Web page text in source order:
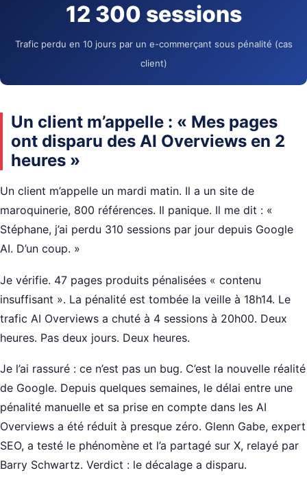
12 300 sessions
Trafic perdu en 10 jours par un e-commerçant sous pénalité (cas
client)
Un client m’appelle : « Mes pages
ont disparu des AI Overviews en 2
heures »
Un client m’appelle un mardi matin. Il a un site de
maroquinerie, 800 références. Il panique. Il me dit : «
Stéphane, j’ai perdu 310 sessions par jour depuis Google
AI. D’un coup. »
Je vérifie. 47 pages produits pénalisées « contenu
insuffisant ». La pénalité est tombée la veille à 18h14. Le
trafic AI Overviews a chuté à 4 sessions à 20h00. Deux
heures. Pas deux jours. Deux heures.
Je l’ai rassuré : ce n’est pas un bug. C’est la nouvelle réalité
de Google. Depuis quelques semaines, le délai entre une
pénalité manuelle et sa prise en compte dans les AI
Overviews a été réduit à presque zéro. Glenn Gabe, expert
SEO, a testé le phénomène et l’a partagé sur X, relayé par
Barry Schwartz. Verdict : le décalage a disparu.